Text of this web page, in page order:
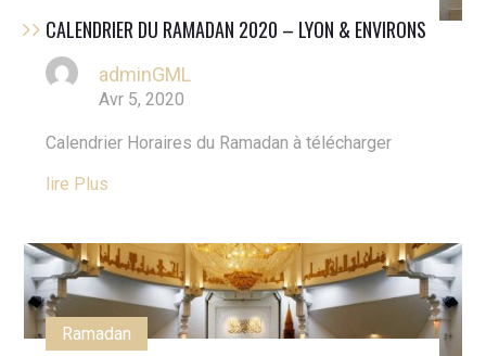
CALENDRIER DU RAMADAN 2020 – LYON & ENVIRONS
adminGML
Avr 5, 2020
Calendrier Horaires du Ramadan à télécharger
Lire Plus
Ramadan